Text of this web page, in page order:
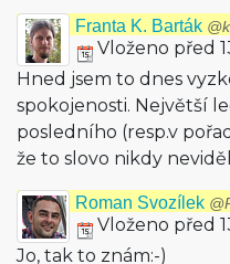
Franta K. Barták
Vloženo před
Hned jsem to dnes
spokojenosti. Největší
posledního (resp.v
že to slovo nikdy
Roman Svozílek
Vloženo před
Jo, tak to znám:-)